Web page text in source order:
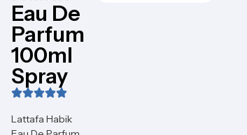
Eau De
Parfum
100ml
Spray
Lattafa Habik